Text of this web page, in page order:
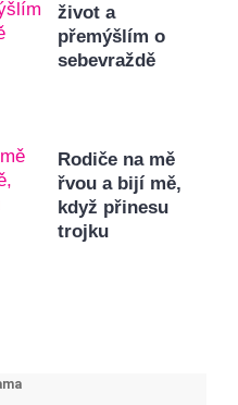
život a
přemýšlím o
sebevraždě
Rodiče na mě
řvou a bijí mě,
když přinesu
trojku